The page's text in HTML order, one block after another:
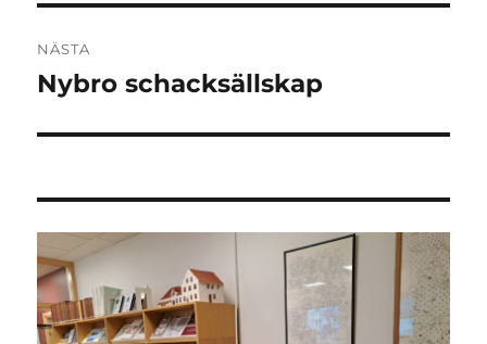
NÄSTA
Nästa
Nybro schacksällskap